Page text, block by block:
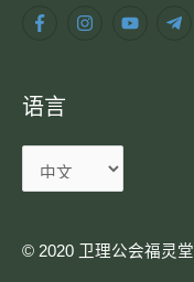
语言
© 2020 卫理公会福灵堂​